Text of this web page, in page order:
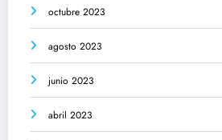
octubre 2023
agosto 2023
junio 2023
abril 2023